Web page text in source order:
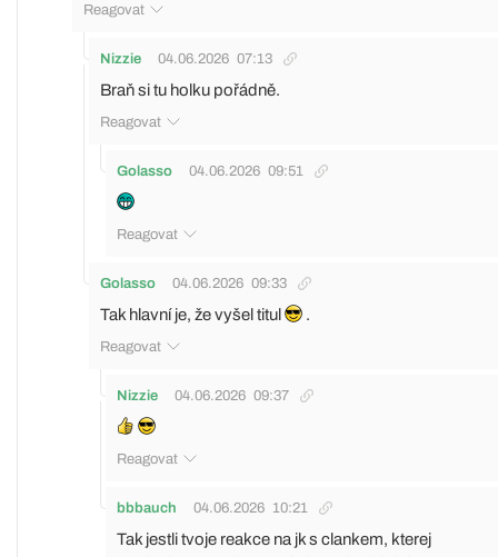
Reagovat
Nizzie 04.06.2026 07:13
Braň si tu holku pořádně.
Reagovat
Golasso 04.06.2026 09:51
Reagovat
Golasso 04.06.2026 09:33
Tak hlavní je, že vyšel titul .
Reagovat
Nizzie 04.06.2026 09:37
Reagovat
bbbauch 04.06.2026 10:21
Tak jestli tvoje reakce na jk s clankem, kterej